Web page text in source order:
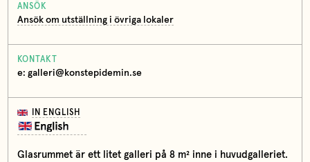
ANSÖK
Ansök om utställning i övriga lokaler
KONTAKT
e: galleri@konstepidemin.se
IN ENGLISH
Glasrummet är ett litet galleri på 8 m² inne i huvudgalleriet.